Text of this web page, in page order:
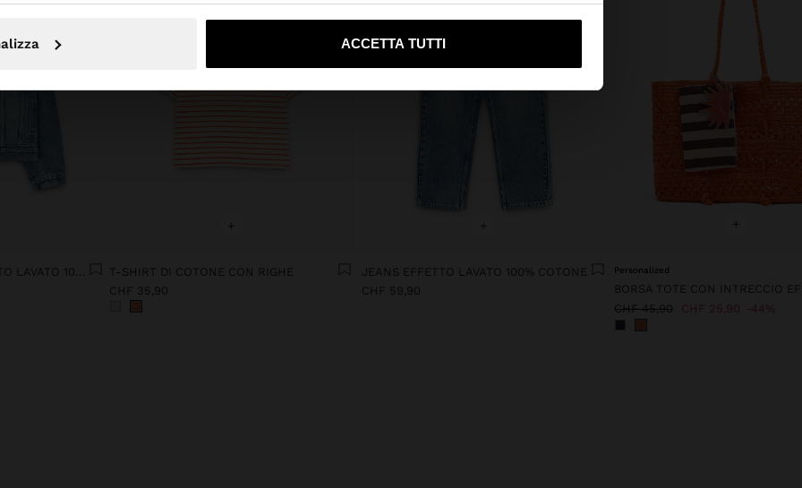
ACCETTA TUTTI
No, resta in Svizzera Sì, portami su United States
+
T-SHIRT DI COTONE CON RIGHE
CHF 35,90
+
JEANS EFFETTO LAVATO 100% COTONE
CHF 59,90
+
Personalized
CHF 45,90 CHF 25,90 44%